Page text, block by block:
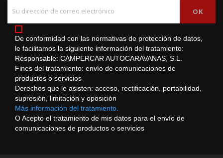
De conformidad con las normativas de protección de datos,
le facilitamos la siguiente información del tratamiento:
Responsable: CAMPERCAR AUTOCARAVANAS, S.L.
Fines del tratamiento: envío de comunicaciones de
productos o servicios
Derechos que le asisten: acceso, rectificación, portabilidad,
supresión, limitación y oposición
Más información del tratamiento.
O Acepto el tratamiento de mis datos para el envío de
comunicaciones de productos o servicios